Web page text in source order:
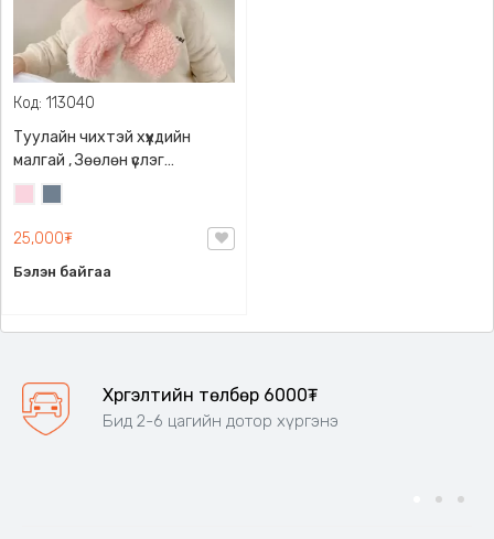
Код: 113040
Туулайн чихтэй хүүхдийн
малгай , Зөөлөн үслэг
материалтай, 2 талаараа
өмсдөг, Зөөлөн үслэг
материалтай, 2 талаараа
25,000₮
Бэлэн байгаа
Хүргэлтийн төлбөр 6000₮
Бид 2-6 цагийн дотор хүргэнэ